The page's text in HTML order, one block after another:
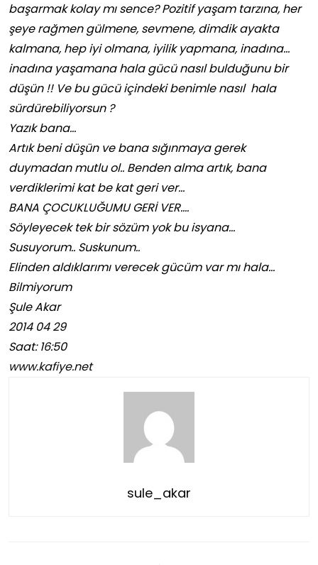
başarmak kolay mı sence? Pozitif yaşam tarzına, her
şeye rağmen gülmene, sevmene, dimdik ayakta
kalmana, hep iyi olmana, iyilik yapmana, inadına…
inadına yaşamana hala gücü nasıl bulduğunu bir
düşün !! Ve bu gücü içindeki benimle nasıl hala
sürdürebiliyorsun ?
Yazık bana…
Artık beni düşün ve bana sığınmaya gerek
duymadan mutlu ol.. Benden alma artık, bana
verdiklerimi kat be kat geri ver…
BANA ÇOCUKLUĞUMU GERİ VER….
Söyleyecek tek bir sözüm yok bu isyana…
Susuyorum.. Suskunum..
Elinden aldıklarımı verecek gücüm var mı hala…
Bilmiyorum
Şule Akar
2014 04 29
Saat: 16:50
www.kafiye.net
sule_akar